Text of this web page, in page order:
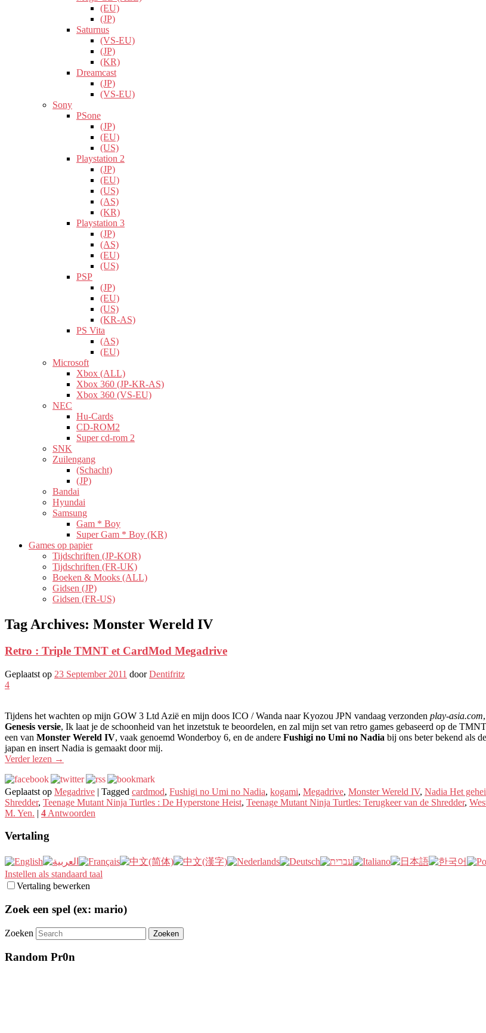
(EU)
(JP)
Saturnus
(VS-EU)
(JP)
(KR)
Dreamcast
(JP)
(VS-EU)
Sony
PSone
(JP)
(EU)
(US)
Playstation 2
(JP)
(EU)
(US)
(AS)
(KR)
Playstation 3
(JP)
(AS)
(EU)
(US)
PSP
(JP)
(EU)
(US)
(KR-AS)
PS Vita
(AS)
(EU)
Microsoft
Xbox (ALL)
Xbox 360 (JP-KR-AS)
Xbox 360 (VS-EU)
NEC
Hu-Cards
CD-ROM2
Super cd-rom 2
SNK
Zuilengang
(Schacht)
(JP)
Bandai
Hyundai
Samsung
Gam * Boy
Super Gam * Boy (KR)
Games op papier
Tijdschriften (JP-KOR)
Tijdschriften (FR-UK)
Boeken & Mooks (ALL)
Gidsen (JP)
Gidsen (FR-US)
Tag Archives: Monster Wereld IV
Retro : Triple TMNT et CardMod Megadrive
Geplaatst op 23 September 2011 doorDentifritz
4
Tijdens het wachten op mijn GOW 3 Ltd Azië en mijn doos ICO / Wanda naar Kyozou JPN vandaag verzonden play-asia.com
Genesis versie, Ik laat je de schoonheid van het inzetstuk te beoordelen, en zal mijn set van retro games gebaseerd op de
een van Monster Wereld IV, vaak genoemd Wonderboy 6, en de andere Fushigi no Umi no Nadia bij ons beter bekend als de
japan en insert Nadia is gemaakt door mij.
Verder lezen →
Geplaatst op Megadrive | Tagged cardmod, Fushigi no Umi no Nadia, kogami, Megadrive, Monster Wereld IV, Nadia Het
Shredder, Teenage Mutant Ninja Turtles : De Hyperstone Heist, Teenage Mutant Ninja Turtles: Terugkeer van de Shredder,
M. Yen. | 4 Antwoorden
Vertaling
Instellen als standaard taal
Vertaling bewerken
Zoek een spel (ex: mario)
Zoeken
Random Pr0n